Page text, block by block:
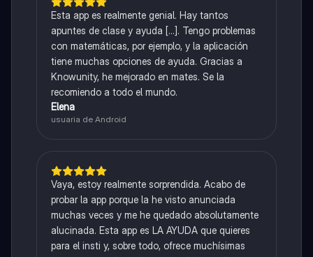
Esta app es realmente genial. Hay tantos
apuntes de clase y ayuda [...]. Tengo problemas
con matemáticas, por ejemplo, y la aplicación
tiene muchas opciones de ayuda. Gracias a
Knowunity, he mejorado en mates. Se la
recomiendo a todo el mundo.
Elena
usuaria de Android
Vaya, estoy realmente sorprendida. Acabo de
probar la app porque la he visto anunciada
muchas veces y me he quedado absolutamente
alucinada. Esta app es LA AYUDA que quieres
para el insti y, sobre todo, ofrece muchísimas